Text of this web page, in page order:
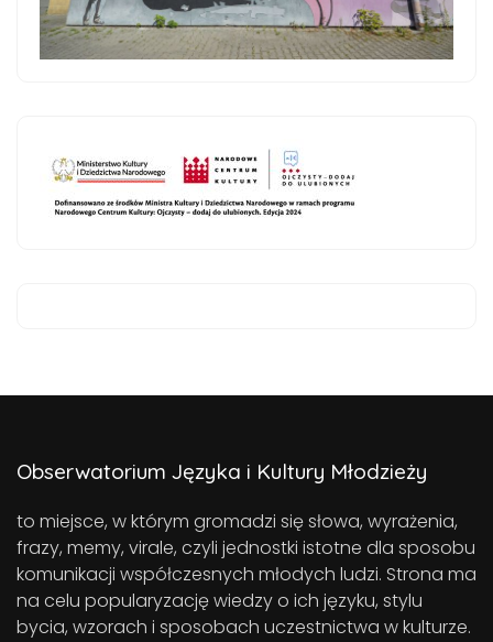
Obserwatorium Języka i Kultury Młodzieży
to miejsce, w którym gromadzi się słowa, wyrażenia,
frazy, memy, virale, czyli jednostki istotne dla sposobu
komunikacji współczesnych młodych ludzi. Strona ma
na celu popularyzację wiedzy o ich języku, stylu
bycia, wzorach i sposobach uczestnictwa w kulturze.